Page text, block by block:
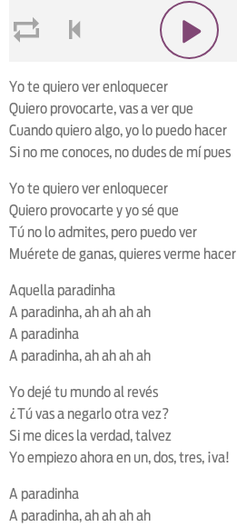
Yo te quiero ver enloquecer
Quiero provocarte, vas a ver que
Cuando quiero algo, yo lo puedo hacer
Si no me conoces, no dudes de mí pues
Yo te quiero ver enloquecer
Quiero provocarte y yo sé que
Tú no lo admites, pero puedo ver
Muérete de ganas, quieres verme hacer
Aquella paradinha
A paradinha, ah ah ah ah
A paradinha
A paradinha, ah ah ah ah
Yo dejé tu mundo al revés
¿Tú vas a negarlo otra vez?
Si me dices la verdad, talvez
Yo empiezo ahora en un, dos, tres, ¡va!
A paradinha
A paradinha, ah ah ah ah